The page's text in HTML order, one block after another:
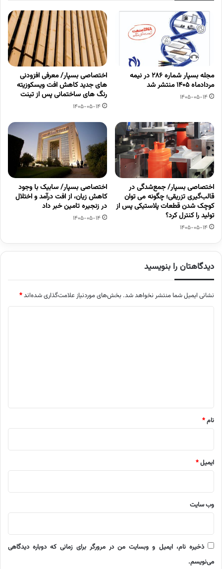
مجله بسپار شماره 286 در نیمه
مردادماه 1405 منتشر شد
1405-05-14
اختصاصی بسپار/ معرفی افزودنی
های جدید کاهش افت ویسکوزیته
رنگ های ساختمانی پس از تینت
1405-05-14
اختصاصی بسپار/ جمع‌شدگی در
قالب‌گیری تزریقی؛ چگونه می توان
کوچک شدن قطعات پلاستیکی پس از
تولید را کنترل کرد؟
1405-05-14
اختصاصی بسپار/ سابیک با وجود
کاهش زیان، از افت درآمد و اختلال
در زنجیره تامین خبر داد
1405-05-14
دیدگاهتان را بنویسید
نشانی ایمیل شما منتشر نخواهد شد. بخش‌های موردنیاز علامت‌گذاری شده‌اند*
نام*
ایمیل*
وب‌ سایت
ذخیره نام، ایمیل و وبسایت من در مرورگر برای زمانی که دوباره دیدگاهی
می‌نویسم.